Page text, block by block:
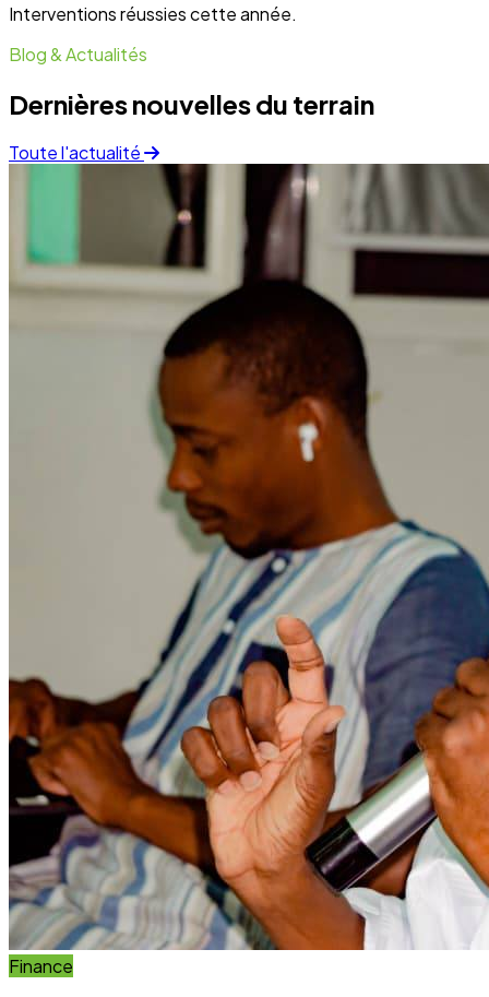
Forum portant sur les modalités et
opportunités de financement à destination
des OSC et OCB
Lire l'article